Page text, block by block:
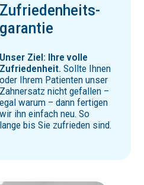
Zufrie­den­heits­
ga­rantie
Unser Ziel: Ihre volle
Zufriedenheit. Sollte Ihnen
oder Ihrem Patienten unser
Zahnersatz nicht gefallen –
egal warum – dann fertigen
wir ihn einfach neu. So
lange bis Sie zufrieden sind.